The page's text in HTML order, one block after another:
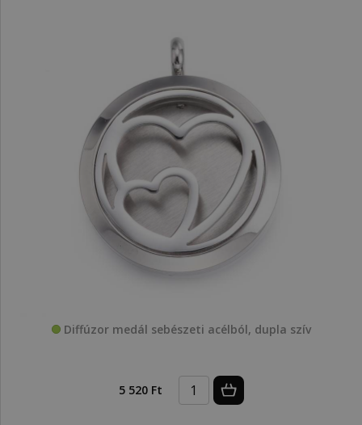
Diffúzor medál sebészeti acélból, dupla szív
5 520 Ft